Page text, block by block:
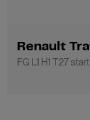
Renault
FG L1 H1 T27